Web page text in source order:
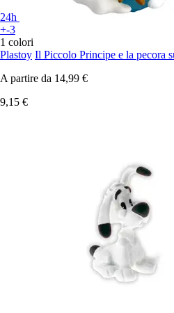
24h
+-3
1 colori
Plastoy Il Piccolo Principe e la pecora
A partire da 14,99 €
9,15 €